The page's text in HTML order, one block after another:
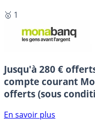
🥇 1
Jusqu'à 280 €
compte courant
offerts (sous
En savoir plus